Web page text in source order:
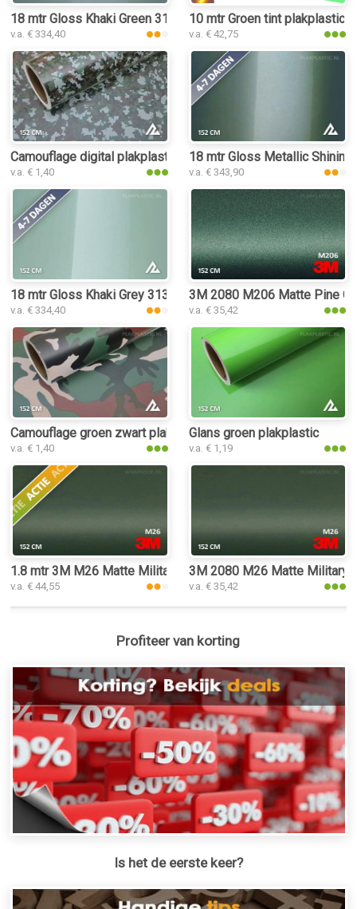
18 mtr Gloss Khaki Green 3142 plakplastic
v.a. € 334,40
10 mtr Groen tint plakplastic
v.a. € 42,75
Camouflage digital plakplastic
v.a. € 1,40
18 mtr Gloss Metallic
v.a. € 343,90
18 mtr Gloss Khaki Grey 3135 plakplastic
v.a. € 334,40
3M 2080 M206 Matte Pine
v.a. € 35,42
Camouflage groen zwart plakplastic
v.a. € 1,40
Glans groen plakplastic
v.a. € 1,19
1.8 mtr 3M M26 Matte Military Green
v.a. € 44,55
3M 2080 M26 Matte Military
v.a. € 35,42
Profiteer van korting
Is het de eerste keer?